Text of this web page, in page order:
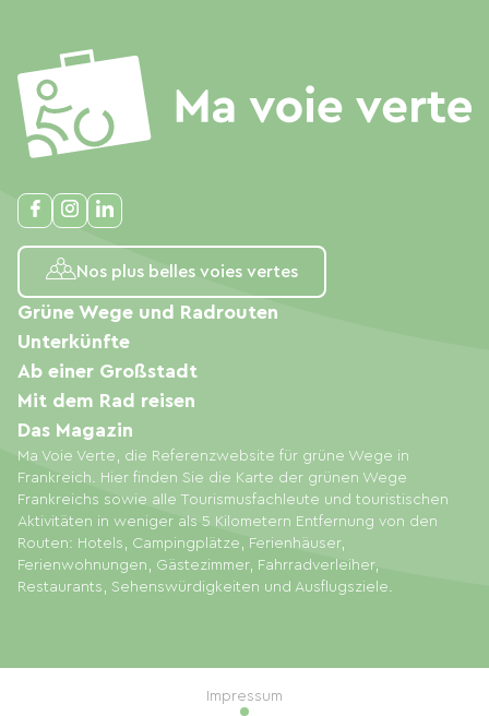
Nos plus belles voies vertes
Ma Voie Verte, die Referenzwebsite für grüne Wege in
Frankreich. Hier finden Sie die Karte der grünen Wege
Frankreichs sowie alle Tourismusfachleute und touristischen
Aktivitäten in weniger als 5 Kilometern Entfernung von den
Routen: Hotels, Campingplätze, Ferienhäuser,
Ferienwohnungen, Gästezimmer, Fahrradverleiher,
Restaurants, Sehenswürdigkeiten und Ausflugsziele.
Grüne Wege und Radrouten
Unterkünfte
Ab einer Großstadt
Mit dem Rad reisen
Das Magazin
Impressum